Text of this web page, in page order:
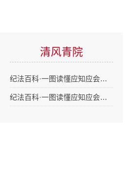
清风青院
纪法百科·一图读懂应知应会…
纪法百科·一图读懂应知应会…